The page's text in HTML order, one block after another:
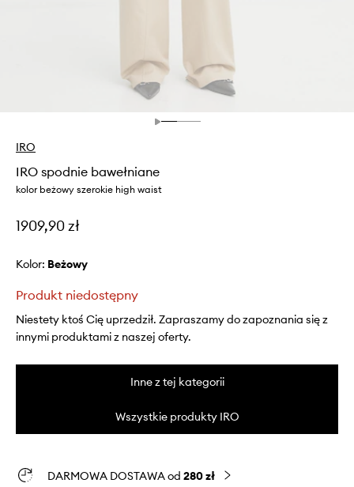
IRO
IRO spodnie bawełniane
kolor beżowy szerokie high waist
1909,90 zł
Kolor: beżowy
Produkt niedostępny
Niestety ktoś Cię uprzedził. Zapraszamy do zapoznania się z
innymi produktami z naszej oferty.
Inne z tej kategorii
Wszystkie produkty IRO
DARMOWA DOSTAWA od 280 zł